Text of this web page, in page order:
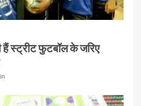
हैं स्ट्रीट फुटबॉल के जरिए